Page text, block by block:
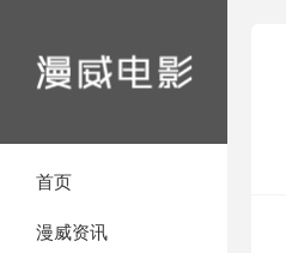
首页
漫威资讯